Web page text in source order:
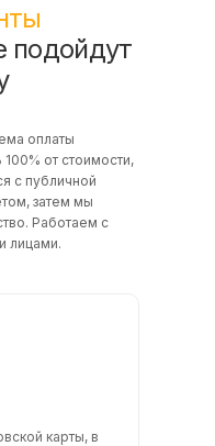
подойдут
оплаты
от стоимости,
с публичной
затем мы
Работаем с
лицами.
карты, в